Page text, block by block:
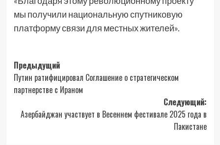
мы получили национальную спутниковую
платформу связи для местных жителей».
Навигация
записи
Предыдущий
Путин ратифицировал Соглашение о стратегическом
партнерстве с Ираном
Следующий:
Азербайджан участвует в Весеннем фестивале 2025 года в
Пакистане